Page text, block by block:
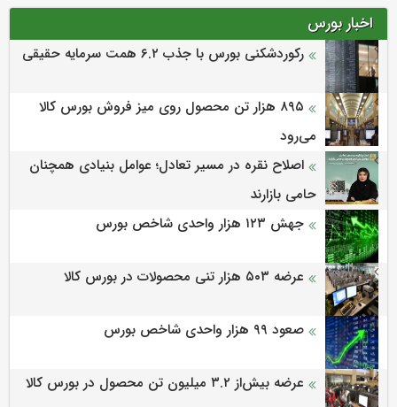
اخبار بورس
رکوردشکنی بورس با جذب ۶.۲ همت سرمایه حقیقی
۸۹۵ هزار تن محصول روی میز فروش بورس کالا
می‌‌رود
اصلاح نقره در مسیر تعادل؛ عوامل بنیادی همچنان
حامی بازارند
جهش ۱۲۳ هزار واحدی شاخص بورس
عرضه ۵۰۳ هزار تنی محصولات در بورس کالا
صعود ۹۹ هزار واحدی شاخص بورس
عرضه بیش‌از ۳.۲ میلیون تن محصول در بورس کالا